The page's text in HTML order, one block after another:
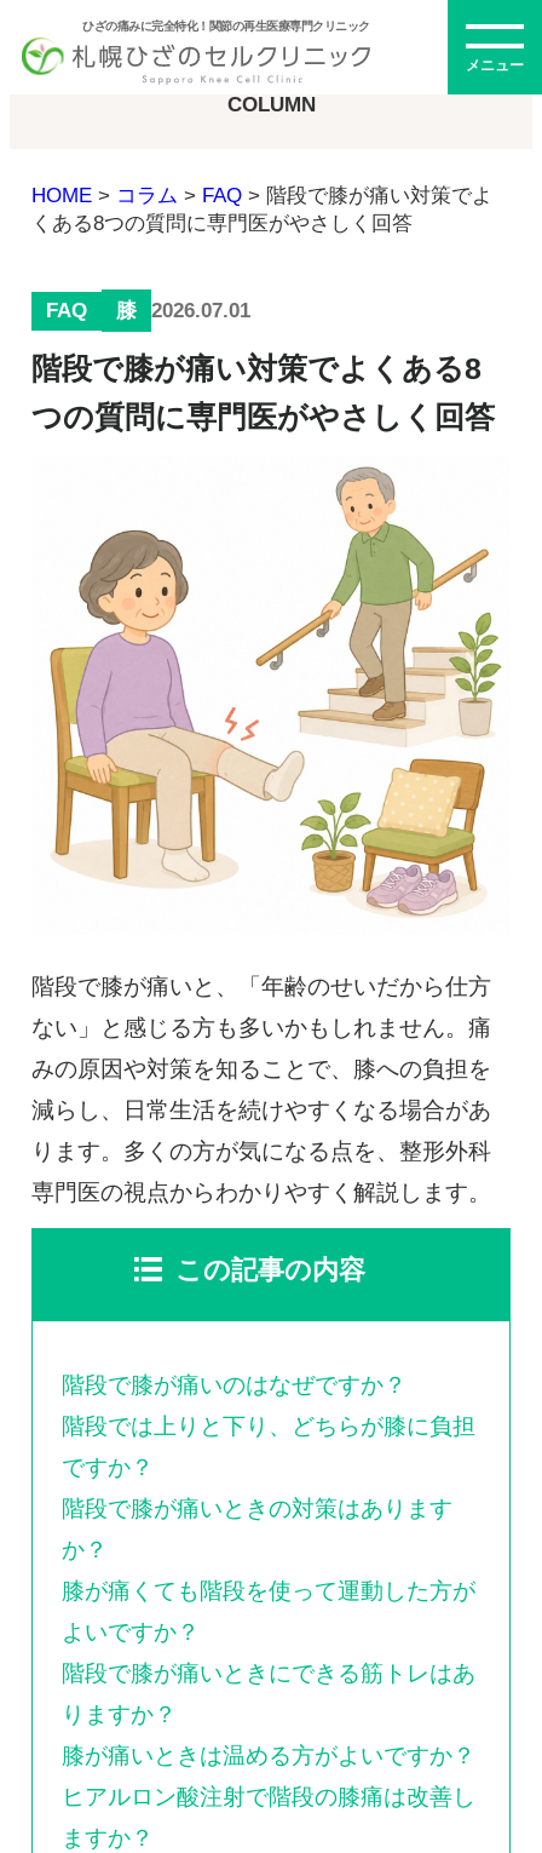
ひざの痛みに完全特化！関節の再生医療専門クリニック
メニュー
初めての方へ
メニュー・料金
ひざの再生医療とは
幹細胞治療
幹細胞培養上清液
慢性疼痛
再生医療とは
症例
よくある質問
クリニック紹介
コラム
治療電話相談はこちら
0120-117-560
※上記電話番号をタップで電話が繋がります
電話受付時間：月〜金／9:00〜16:30（土日祝休）
コラム
COLUMN
HOME> コラム > FAQ> 階段で膝が痛い対策でよ
くある8つの質問に専門医がやさしく回答
FAQ 膝 2026.07.01
階段で膝が痛い対策でよくある8
つの質問に専門医がやさしく回答
階段で膝が痛いと、「年齢のせいだから仕方
ない」と感じる方も多いかもしれません。痛
みの原因や対策を知ることで、膝への負担を
減らし、日常生活を続けやすくなる場合があ
ります。多くの方が気になる点を、整形外科
専門医の視点からわかりやすく解説します。
この記事の内容
階段で膝が痛いのはなぜですか？
階段では上りと下り、どちらが膝に負担
ですか？
階段で膝が痛いときの対策はあります
か？
膝が痛くても階段を使って運動した方が
よいですか？
階段で膝が痛いときにできる筋トレはあ
りますか？
膝が痛いときは温める方がよいですか？
ヒアルロン酸注射で階段の膝痛は改善し
ますか？